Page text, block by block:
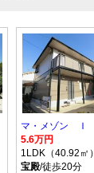
マ・メゾン Ｉ
5.6万円
1LDK（40.92㎡）
宝殿/徒歩20分